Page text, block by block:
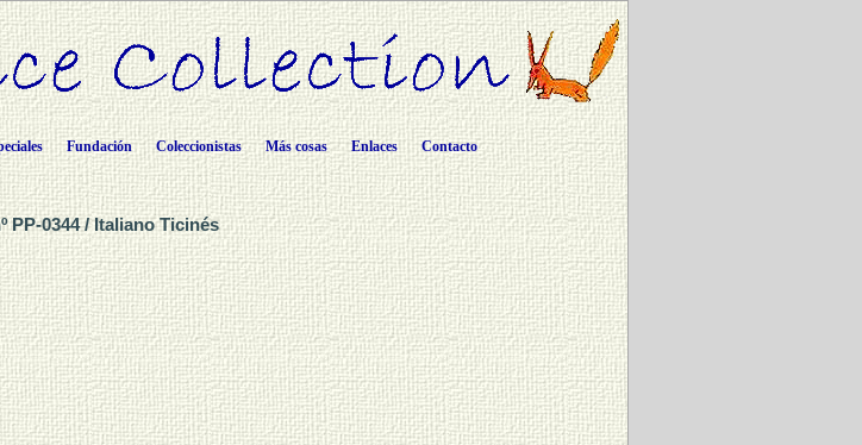
Fundación Coleccionistas Más cosas Enlaces Contacto
PP-0344 / Italiano Ticinés